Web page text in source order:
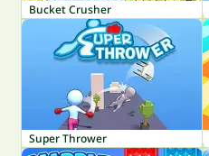
Bucket Crusher
Super Thrower